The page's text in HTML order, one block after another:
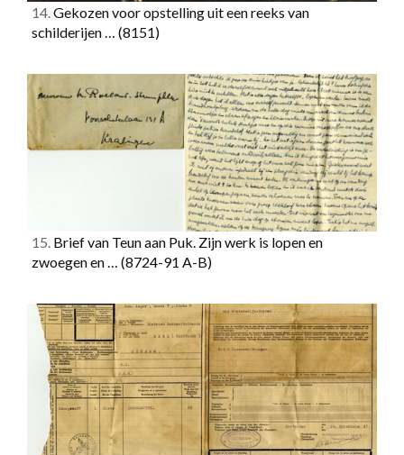
14.Gekozen voor opstelling uit een reeks van
schilderijen … (8151)
15. Brief van Teun aan Puk. Zijn werk is lopen en
zwoegen en … (8724-91 A-B)